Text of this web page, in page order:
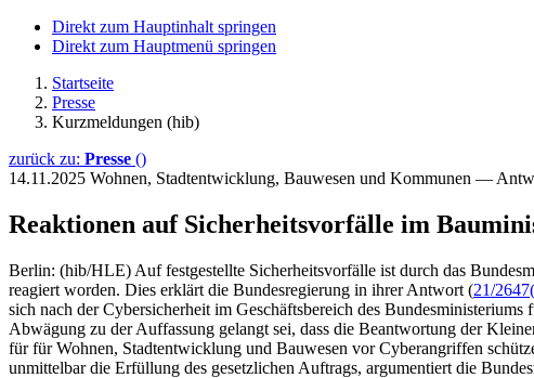
Direkt zum Hauptinhalt springen
Direkt zum Hauptmenü springen
Startseite
Presse
Kurzmeldungen (hib)
zurück zu: Presse ()
14.11.2025 Wohnen, Stadtentwicklung, Bauwesen und Kommunen —
Reaktionen auf Sicherheitsvorfälle im
Berlin: (hib/HLE) Auf festgestellte Sicherheitsvorfälle ist durch das
reagiert worden. Dies erklärt die Bundesregierung in ihrer Antwort (21/2647
sich nach der Cybersicherheit im Geschäftsbereich des
Abwägung zu der Auffassung gelangt sei, dass die Beantwortung der
für für Wohnen, Stadtentwicklung und Bauwesen vor Cyberangriffen
unmittelbar die Erfüllung des gesetzlichen Auftrags, argumentiert die